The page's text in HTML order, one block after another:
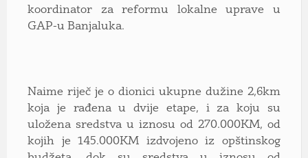
koordinator za reformu lokalne uprave u
GAP-u Banjaluka.
Naime riječ je o dionici ukupne dužine 2,6km
koja je rađena u dvije etape, i za koju su
uložena sredstva u iznosu od 270.000KM, od
kojih je 145.000KM izdvojeno iz opštinskog